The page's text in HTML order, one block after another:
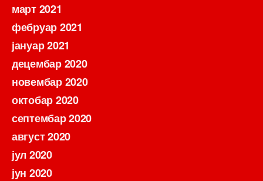
март 2021
фебруар 2021
јануар 2021
децембар 2020
новембар 2020
октобар 2020
септембар 2020
август 2020
јул 2020
јун 2020